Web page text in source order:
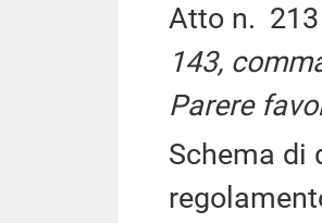
Atto n.
143,
Parere
Schema di